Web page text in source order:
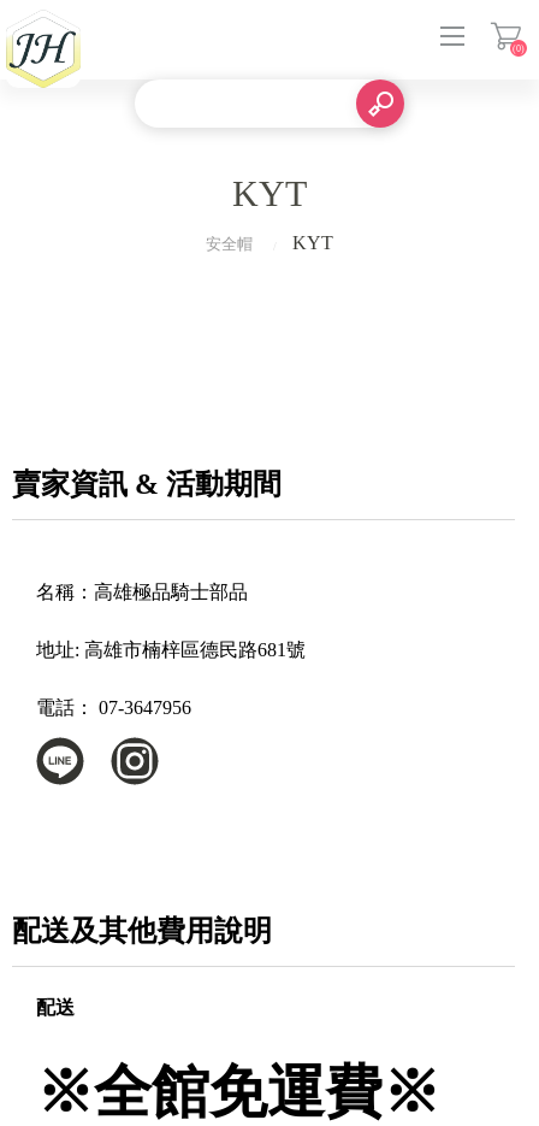
(0)
KYT
安全帽 KYT
賣家資訊 & 活動期間
名稱： 高雄極品騎士部品
地址: 高雄市楠梓區德民路681號
電話： 07-3647956
配送及其他費用說明
配送
※全館免運費※